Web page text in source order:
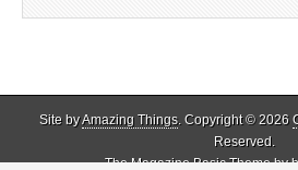
Site byAmazing Things. Copyright © 2026
Reserved.
The Magazine Basic Theme by